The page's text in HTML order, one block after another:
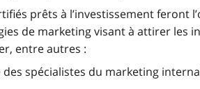
prêts à l’investissement feront
de marketing visant à attirer les
entre autres :
des spécialistes du marketing